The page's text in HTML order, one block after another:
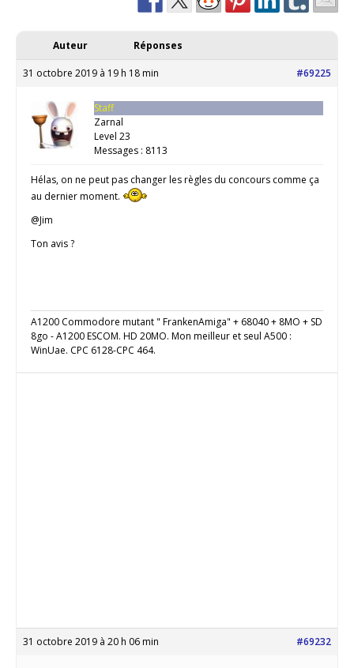
Auteur Réponses
31 octobre 2019 à 19 h 18 min #69225
Staff
Zarnal
Level 23
Messages : 8113
Hélas, on ne peut pas changer les règles du concours comme ça
au dernier moment.
@Jim
Ton avis ?
A1200 Commodore mutant " FrankenAmiga" + 68040 + 8MO + SD
8go - A1200 ESCOM. HD 20MO. Mon meilleur et seul A500 :
WinUae. CPC 6128-CPC 464.
31 octobre 2019 à 20 h 06 min #69232